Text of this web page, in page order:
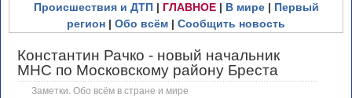
Происшествия и ДТП| ГЛАВНОЕ| В мире| Первый
регион | Обо всём | Сообщить новость
Константин Рачко - новый начальник
МНС по Московскому району Бреста
Заметки. Обо всём в стране и мире